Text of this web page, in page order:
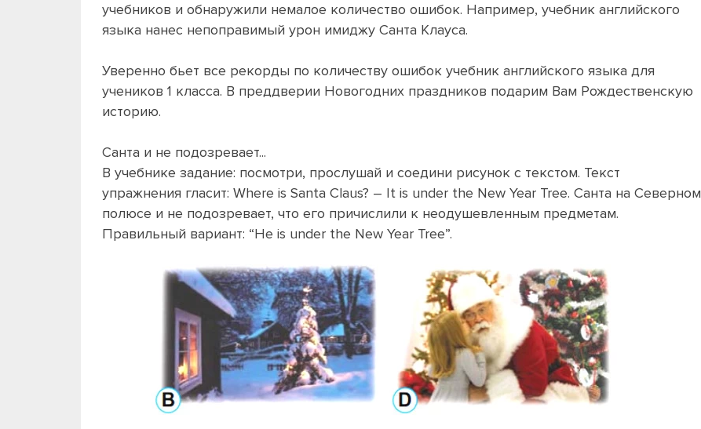
учебников и обнаружили немалое количество ошибок. Например, учебник английского
языка нанес непоправимый урон имиджу Санта Клауса.
Уверенно бьет все рекорды по количеству ошибок учебник английского языка для
учеников 1 класса. В преддверии Новогодних праздников подарим Вам Рождественскую
историю.
Санта и не подозревает...
В учебнике задание: посмотри, прослушай и соедини рисунок с текстом. Текст
упражнения гласит: Where is Santa Claus? – It is under the New Year Tree. Санта на Северном
полюсе и не подозревает, что его причислили к неодушевленным предметам.
Правильный вариант: “He is under the New Year Tree”.